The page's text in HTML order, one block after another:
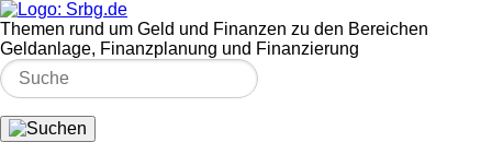
Themen rund um Geld und Finanzen zu den Bereichen
Geldanlage, Finanzplanung und Finanzierung